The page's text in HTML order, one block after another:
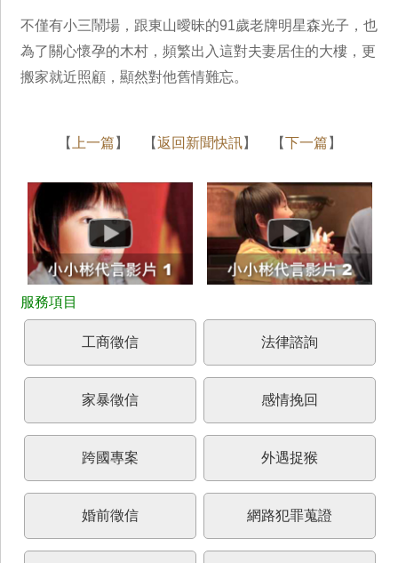
不僅有小三鬧場，跟東山曖昧的91歲老牌明星森光子，也
為了關心懷孕的木村，頻繁出入這對夫妻居住的大樓，更
搬家就近照顧，顯然對他舊情難忘。
【 上一篇 】 【返回新聞快訊】 【下一篇 】
工商徵信 法律諮詢
家暴徵信 感情挽回
跨國專案 外遇捉猴
婚前徵信 網路犯罪蒐證